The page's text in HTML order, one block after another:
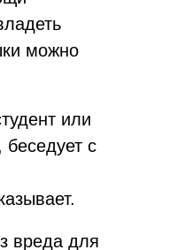
можно
или
беседует с
вреда для